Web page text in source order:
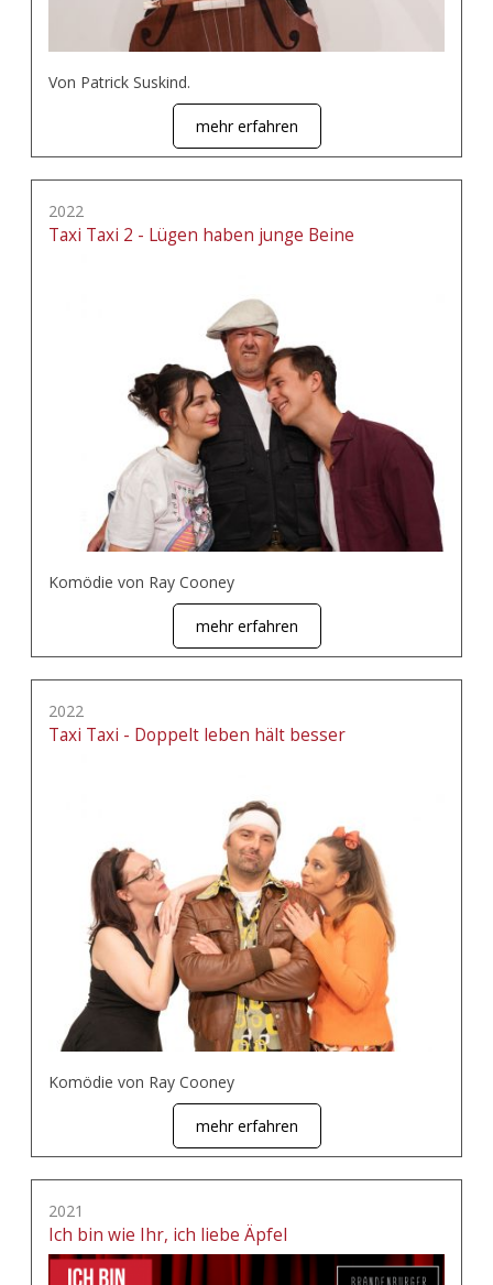
Von Patrick Suskind.
mehr erfahren
2022
Taxi Taxi 2 - Lügen haben junge Beine
Komödie von Ray Cooney
mehr erfahren
2022
Taxi Taxi - Doppelt leben hält besser
Komödie von Ray Cooney
mehr erfahren
2021
Ich bin wie Ihr, ich liebe Äpfel